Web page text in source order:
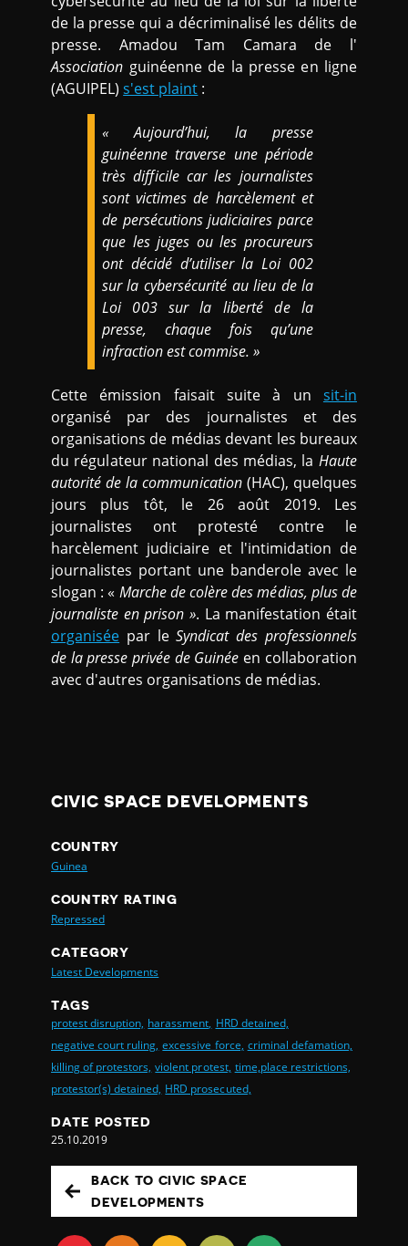
de la presse qui a décriminalisé les délits de
presse. Amadou Tam Camara de l'
Association guinéenne de la presse en ligne
(AGUIPEL)s'est plaint :
« Aujourd’hui, la presse
guinéenne traverse une période
très difficile car les journalistes
sont victimes de harcèlement et
de persécutions judiciaires parce
que les juges ou les procureurs
ont décidé d’utiliser la Loi 002
sur la cybersécurité au lieu de la
Loi 003 sur la liberté de la
presse, chaque fois qu’une
infraction est commise. »
Cette émission faisait suite à un sit-in
organisé par des journalistes et des
organisations de médias devant les bureaux
du régulateur national des médias, la Haute
autorité de la communication(HAC), quelques
jours plus tôt, le 26 août 2019. Les
journalistes ont protesté contre le
harcèlement judiciaire et l'intimidation de
journalistes portant une banderole avec le
slogan : « Marche de colère des médias, plus de
journaliste en prison ». La manifestation était
organisée par leSyndicat des professionnels
de la presse privée de Guinée en collaboration
avec d'autres organisations de médias.
CIVIC SPACE DEVELOPMENTS
COUNTRY
Guinea
COUNTRY RATING
Repressed
CATEGORY
Latest Developments
TAGS
protest disruption, harassment, HRD detained,
negative court ruling, excessive force, criminal defamation,
killing of protestors, violent protest, time,place restrictions,
protestor(s) detained, HRD prosecuted,
DATE POSTED
25.10.2019
BACK TO CIVIC SPACE
DEVELOPMENTS